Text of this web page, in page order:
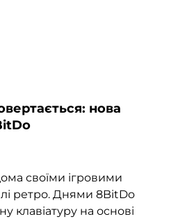
нова
своїми ігровими
ретро. Днями 8BitDo
клавіатуру на основі